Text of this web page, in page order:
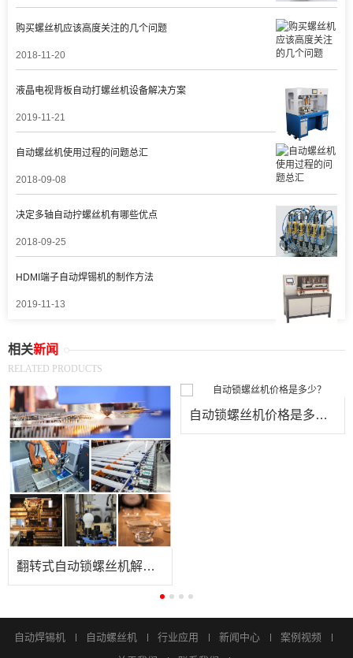
购买螺丝机应该高度关注的几个问题
2018-11-20
液晶电视背板自动打螺丝机设备解决方案
2019-11-21
自动螺丝机使用过程的问题总汇
2018-09-08
决定多轴自动拧螺丝机有哪些优点
2018-09-25
HDMI端子自动焊锡机的制作方法
2019-11-13
相关新闻
RELATED PRODUCTS
翻转式自动锁螺丝机解决方案
自动锁螺丝机价格是多少？
自动焊锡机 自动螺丝机 行业应用 新闻中心
案例视频